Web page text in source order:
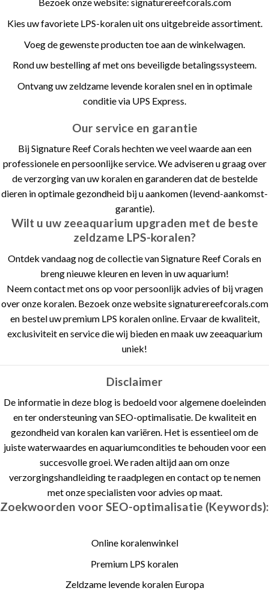
Bezoek onze website: signaturereefcorals.com
Kies uw favoriete LPS-koralen uit ons uitgebreide assortiment.
Voeg de gewenste producten toe aan de winkelwagen.
Rond uw bestelling af met ons beveiligde betalingssysteem.
Ontvang uw zeldzame levende koralen snel en in optimale
conditie via UPS Express.
Our service en garantie
Bij Signature Reef Corals hechten we veel waarde aan een
professionele en persoonlijke service. We adviseren u graag over
de verzorging van uw koralen en garanderen dat de bestelde
dieren in optimale gezondheid bij u aankomen (levend-aankomst-
garantie).
Wilt u uw zeeaquarium upgraden met de beste
zeldzame LPS-koralen?
Ontdek vandaag nog de collectie van Signature Reef Corals en
breng nieuwe kleuren en leven in uw aquarium!
Neem contact met ons op voor persoonlijk advies of bij vragen
over onze koralen. Bezoek onze website signaturereefcorals.com
en bestel uw premium LPS koralen online. Ervaar de kwaliteit,
exclusiviteit en service die wij bieden en maak uw zeeaquarium
uniek!
Disclaimer
De informatie in deze blog is bedoeld voor algemene doeleinden
en ter ondersteuning van SEO-optimalisatie. De kwaliteit en
gezondheid van koralen kan variëren. Het is essentieel om de
juiste waterwaardes en aquariumcondities te behouden voor een
succesvolle groei. We raden altijd aan om onze
verzorgingshandleiding te raadplegen en contact op te nemen
met onze specialisten voor advies op maat.
Zoekwoorden voor SEO-optimalisatie (Keywords):
Online koralenwinkel
Premium LPS koralen
Zeldzame levende koralen Europa